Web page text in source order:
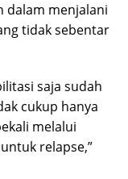
dalam menjalani
tidak sebentar
saja sudah
cukup hanya
melalui
relapse,”